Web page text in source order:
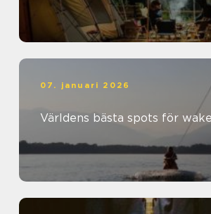
07. januari 2026
Världens bästa spots för